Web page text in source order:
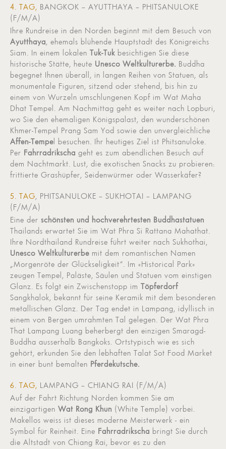
4. TAG, BANGKOK – AYUTTHAYA – PHITSANULOKE
(F/M/A)
Ihre Rundreise in den Norden beginnt mit dem Besuch von
Ayutthaya, ehemals blühende Hauptstadt des Königreichs
Siam. In einem lokalen Tuk-Tuk besichtigen Sie diese
historische Stätte, heute Unesco Weltkulturerbe. Buddha
begegnet Ihnen überall, in langen Reihen von Statuen, als
monumentale Figuren, sitzend oder stehend, bis hin zu
einem von Wurzeln umschlungenen Kopf im Wat Maha
Dhat Tempel. Am Nachmittag geht es weiter nach Lopburi,
wo Sie den ehemaligen Königspalast, den wunderschönen
Khmer-Tempel Prang Sam Yod sowie den unvergleichliche
Affen-Tempe l besuchen. Ihr heutiges Ziel ist Phitsanuloke.
Per Fahrradrikscha geht es zum abendlichen Besuch auf
dem Nachtmarkt. Lust, die exotischen Snacks zu probieren:
frittierte Grashüpfer, Seidenwürmer oder Wasserkäfer?
5. TAG, PHITSANULOKE – SUKHOTAI – LAMPANG
(F/M/A)
Eine der schönsten und hochverehrtesten Buddhastatuen
Thailands erwartet Sie im Wat Phra Si Rattana Mahathat.
Ihre Nordthailand Rundreise führt weiter nach Sukhothai,
Unesco Weltkulturerbe mit dem romantischen Namen
„Morgenröte der Glückseligkeit“. Im «Historical Park»
zeugen Tempel, Paläste, Säulen und Statuen vom einstigen
Glanz. Es folgt ein Zwischenstopp im Töpferdorf
Sangkhalok, bekannt für seine Keramik mit dem besonderen
metallischen Glanz. Der Tag endet in Lampang, idyllisch in
einem von Bergen umrahmten Tal gelegen. Der Wat Phra
That Lampang Luang beherbergt den einzigen Smaragd-
Buddha ausserhalb Bangkoks. Ortstypisch wie es sich
gehört, erkunden Sie den lebhaften Talat Sot Food Market
in einer bunt bemalten Pferdekutsche.
6. TAG, LAMPANG – CHIANG RAI (F/M/A)
Auf der Fahrt Richtung Norden kommen Sie am
einzigartigen Wat Rong Khun (White Temple) vorbei.
Makellos weiss ist dieses moderne Meisterwerk - ein
Symbol für Reinheit. Eine Fahrradrikscha bringt Sie durch
die Altstadt von Chiang Rai, bevor es zu den